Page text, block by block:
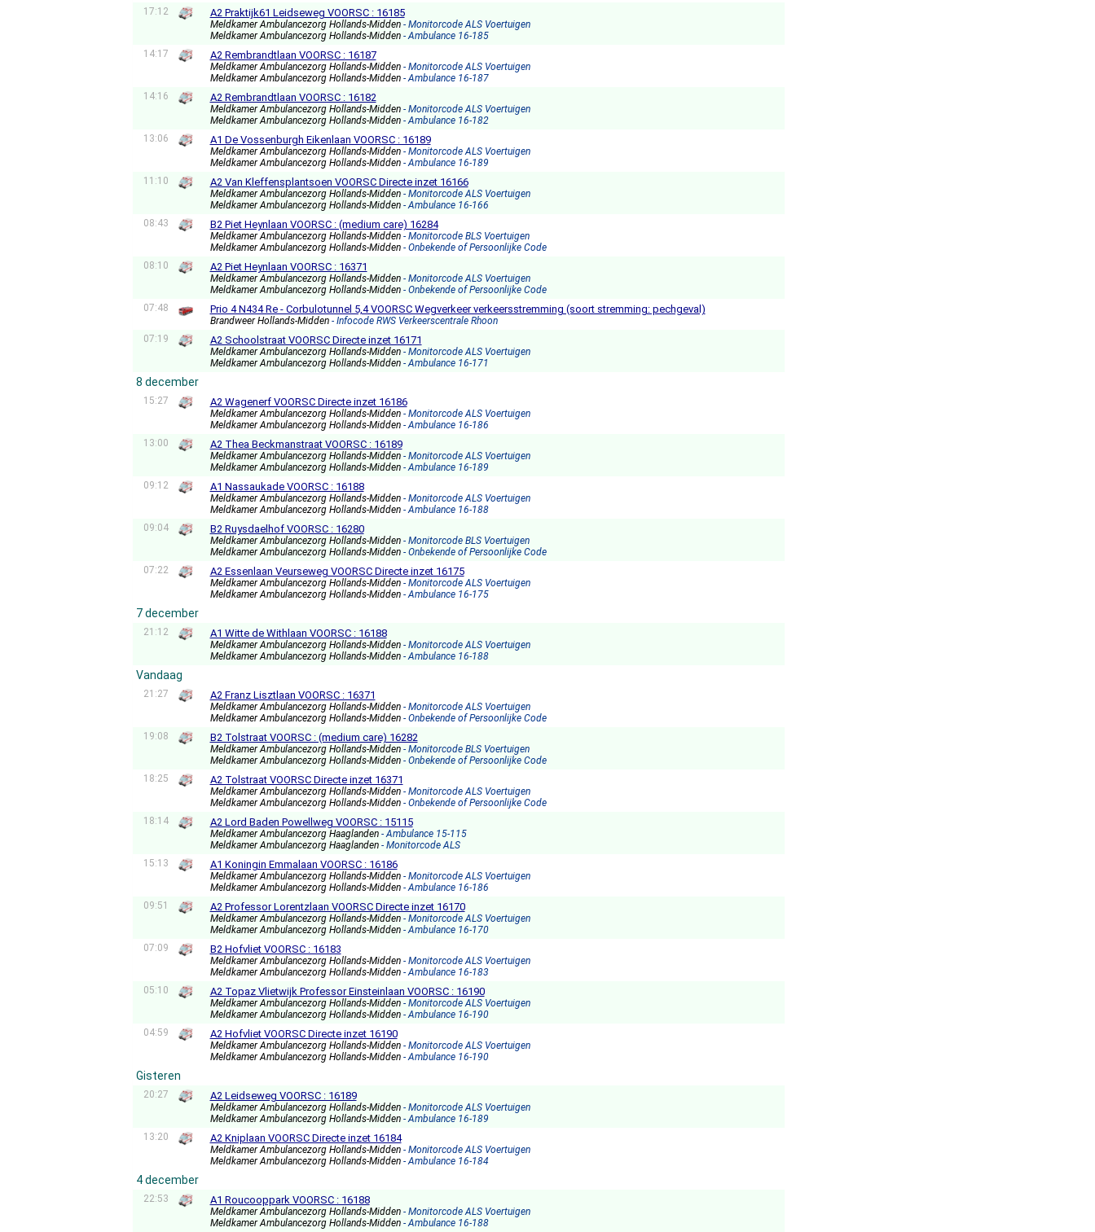
17:12
A2 Praktijk61 Leidseweg VOORSC : 16185
Meldkamer Ambulancezorg Hollands-Midden - Monitorcode ALS Voertuigen
Meldkamer Ambulancezorg Hollands-Midden - Ambulance 16-185
14:17
A2 Rembrandtlaan VOORSC : 16187
Meldkamer Ambulancezorg Hollands-Midden - Monitorcode ALS Voertuigen
Meldkamer Ambulancezorg Hollands-Midden - Ambulance 16-187
14:16
A2 Rembrandtlaan VOORSC : 16182
Meldkamer Ambulancezorg Hollands-Midden - Monitorcode ALS Voertuigen
Meldkamer Ambulancezorg Hollands-Midden - Ambulance 16-182
13:06
A1 De Vossenburgh Eikenlaan VOORSC : 16189
Meldkamer Ambulancezorg Hollands-Midden - Monitorcode ALS Voertuigen
Meldkamer Ambulancezorg Hollands-Midden - Ambulance 16-189
11:10
A2 Van Kleffensplantsoen VOORSC Directe inzet 16166
Meldkamer Ambulancezorg Hollands-Midden - Monitorcode ALS Voertuigen
Meldkamer Ambulancezorg Hollands-Midden - Ambulance 16-166
08:43
B2 Piet Heynlaan VOORSC : (medium care) 16284
Meldkamer Ambulancezorg Hollands-Midden - Monitorcode BLS Voertuigen
Meldkamer Ambulancezorg Hollands-Midden - Onbekende of Persoonlijke Code
08:10
A2 Piet Heynlaan VOORSC : 16371
Meldkamer Ambulancezorg Hollands-Midden - Monitorcode ALS Voertuigen
Meldkamer Ambulancezorg Hollands-Midden - Onbekende of Persoonlijke Code
07:48
Prio 4 N434 Re - Corbulotunnel 5,4 VOORSC Wegverkeer verkeersstremming (soort stremming: pechgeval)
Brandweer Hollands-Midden - Infocode RWS Verkeerscentrale Rhoon
07:19
A2 Schoolstraat VOORSC Directe inzet 16171
Meldkamer Ambulancezorg Hollands-Midden - Monitorcode ALS Voertuigen
Meldkamer Ambulancezorg Hollands-Midden - Ambulance 16-171
8 december
15:27 A2 Wagenerf VOORSC Directe inzet 16186
Meldkamer Ambulancezorg Hollands-Midden - Monitorcode ALS Voertuigen
Meldkamer Ambulancezorg Hollands-Midden - Ambulance 16-186
13:00
A2 Thea Beckmanstraat VOORSC : 16189
Meldkamer Ambulancezorg Hollands-Midden - Monitorcode ALS Voertuigen
Meldkamer Ambulancezorg Hollands-Midden - Ambulance 16-189
09:12
A1 Nassaukade VOORSC : 16188
Meldkamer Ambulancezorg Hollands-Midden - Monitorcode ALS Voertuigen
Meldkamer Ambulancezorg Hollands-Midden - Ambulance 16-188
09:04
B2 Ruysdaelhof VOORSC : 16280
Meldkamer Ambulancezorg Hollands-Midden - Monitorcode BLS Voertuigen
Meldkamer Ambulancezorg Hollands-Midden - Onbekende of Persoonlijke Code
07:22
A2 Essenlaan Veurseweg VOORSC Directe inzet 16175
Meldkamer Ambulancezorg Hollands-Midden - Monitorcode ALS Voertuigen
Meldkamer Ambulancezorg Hollands-Midden - Ambulance 16-175
7 december
21:12 A1 Witte de Withlaan VOORSC : 16188
Meldkamer Ambulancezorg Hollands-Midden - Monitorcode ALS Voertuigen
Meldkamer Ambulancezorg Hollands-Midden - Ambulance 16-188
Vandaag
21:27 A2 Franz Lisztlaan VOORSC : 16371
Meldkamer Ambulancezorg Hollands-Midden - Monitorcode ALS Voertuigen
Meldkamer Ambulancezorg Hollands-Midden - Onbekende of Persoonlijke Code
19:08
B2 Tolstraat VOORSC : (medium care) 16282
Meldkamer Ambulancezorg Hollands-Midden - Monitorcode BLS Voertuigen
Meldkamer Ambulancezorg Hollands-Midden - Onbekende of Persoonlijke Code
18:25
A2 Tolstraat VOORSC Directe inzet 16371
Meldkamer Ambulancezorg Hollands-Midden - Monitorcode ALS Voertuigen
Meldkamer Ambulancezorg Hollands-Midden - Onbekende of Persoonlijke Code
18:14
A2 Lord Baden Powellweg VOORSC : 15115
Meldkamer Ambulancezorg Haaglanden - Ambulance 15-115
Meldkamer Ambulancezorg Haaglanden - Monitorcode ALS
15:13
A1 Koningin Emmalaan VOORSC : 16186
Meldkamer Ambulancezorg Hollands-Midden - Monitorcode ALS Voertuigen
Meldkamer Ambulancezorg Hollands-Midden - Ambulance 16-186
09:51
A2 Professor Lorentzlaan VOORSC Directe inzet 16170
Meldkamer Ambulancezorg Hollands-Midden - Monitorcode ALS Voertuigen
Meldkamer Ambulancezorg Hollands-Midden - Ambulance 16-170
07:09
B2 Hofvliet VOORSC : 16183
Meldkamer Ambulancezorg Hollands-Midden - Monitorcode ALS Voertuigen
Meldkamer Ambulancezorg Hollands-Midden - Ambulance 16-183
05:10
A2 Topaz Vlietwijk Professor Einsteinlaan VOORSC : 16190
Meldkamer Ambulancezorg Hollands-Midden - Monitorcode ALS Voertuigen
Meldkamer Ambulancezorg Hollands-Midden - Ambulance 16-190
04:59
A2 Hofvliet VOORSC Directe inzet 16190
Meldkamer Ambulancezorg Hollands-Midden - Monitorcode ALS Voertuigen
Meldkamer Ambulancezorg Hollands-Midden - Ambulance 16-190
Gisteren
20:27 A2 Leidseweg VOORSC : 16189
Meldkamer Ambulancezorg Hollands-Midden - Monitorcode ALS Voertuigen
Meldkamer Ambulancezorg Hollands-Midden - Ambulance 16-189
13:20
A2 Kniplaan VOORSC Directe inzet 16184
Meldkamer Ambulancezorg Hollands-Midden - Monitorcode ALS Voertuigen
Meldkamer Ambulancezorg Hollands-Midden - Ambulance 16-184
4 december
22:53 A1 Roucooppark VOORSC : 16188
Meldkamer Ambulancezorg Hollands-Midden - Monitorcode ALS Voertuigen
Meldkamer Ambulancezorg Hollands-Midden - Ambulance 16-188